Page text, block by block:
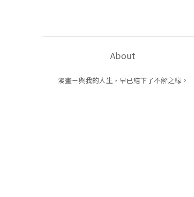
About
漫畫－與我的人生，早已結下了不解之緣。